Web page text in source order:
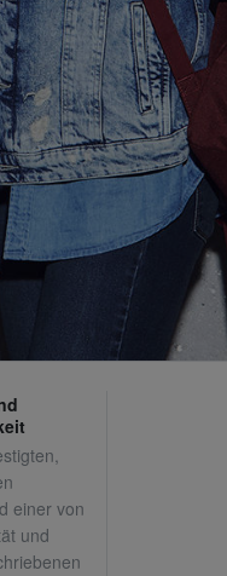
einer von
und